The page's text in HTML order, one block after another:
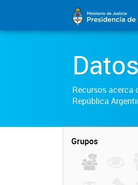
Datos
Recursos acerca
República
Grupos